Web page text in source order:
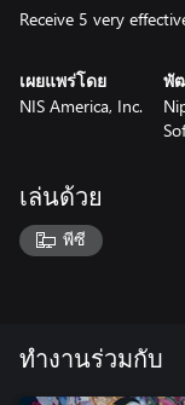
Receive 5 very
เผยแพร่โดย
NIS America, Inc.
พั
เล่นด้วย
พีซี
ทำงานร่วมกับ